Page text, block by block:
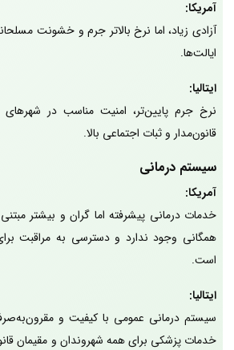
آمریکا:
آزادی زیاد، اما نرخ بالاتر جرم و خشونت
ایالت‌ها.
ایتالیا:
نرخ جرم پایین‌تر، امنیت مناسب در
قانون‌مدار و ثبات اجتماعی بالا.
سیستم درمانی
آمریکا:
خدمات درمانی پیشرفته اما گران و بیشتر
همگانی وجود ندارد و دسترسی به مراقبت
است.
ایتالیا:
سیستم درمانی عمومی با کیفیت و
خدمات پزشکی برای همه شهروندان و مقیمان